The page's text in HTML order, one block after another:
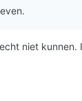
niet